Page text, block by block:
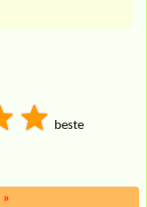
beste
»